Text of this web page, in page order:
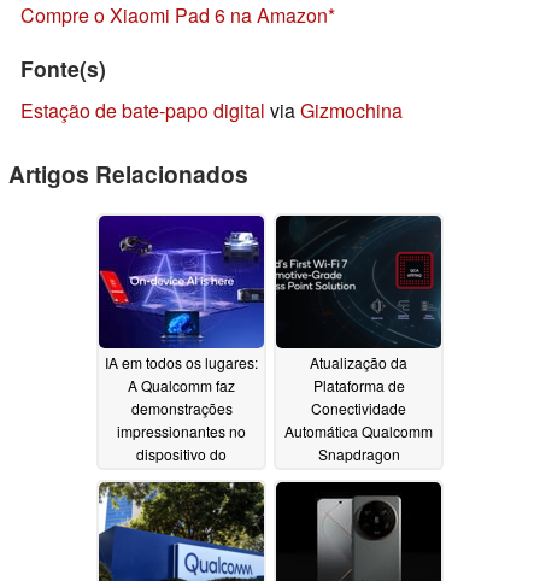
Compre o Xiaomi Pad 6 na Amazon
Fonte(s)
Estação de bate-papo digital viaGizmochina
Artigos Relacionados
IA em todos os lugares:
A Qualcomm faz
demonstrações
impressionantes no
dispositivo do
Snapdragon X Elite
PC, telefones e IoT
02/26/2024
Atualização da
Plataforma de
Conectividade
Automática Qualcomm
Snapdragon
apresentada para levar
o Wi-Fi 7 aos carros de
última geração
02/22/2024